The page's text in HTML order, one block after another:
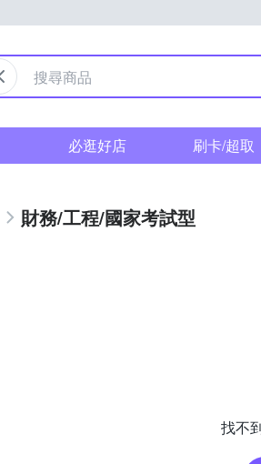
必逛好店 刷卡/超取
財務/工程/國家考試型
找不